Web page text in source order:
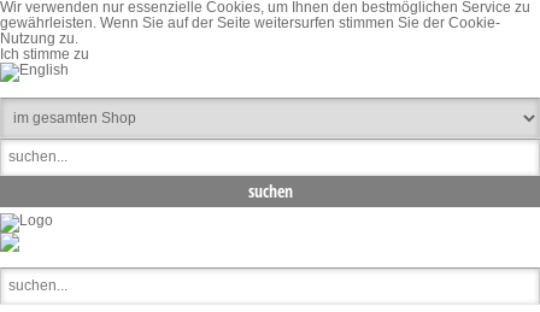
Wir verwenden nur essenzielle Cookies, um Ihnen den bestmöglichen Service zu
gewährleisten. Wenn Sie auf der Seite weitersurfen stimmen Sie der Cookie-
Nutzung zu.
Ich stimme zu